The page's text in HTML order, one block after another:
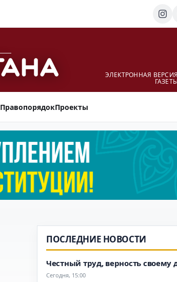
ЭЛЕКТРОННАЯ ВЕРСИЯ
ПравопорядокПроекты
ПОСЛЕДНИЕ НОВОСТИ
Честный труд, верность своему
Сегодня, 15:00